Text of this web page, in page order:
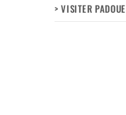
> VISITER PADOUE